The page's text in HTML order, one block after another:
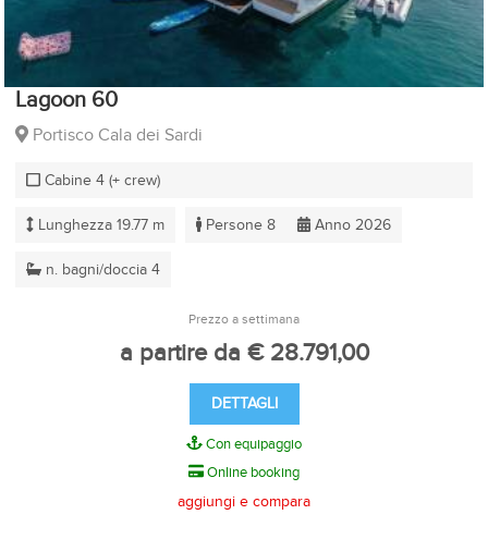
Lagoon 60
Portisco Cala dei Sardi
Cabine 4 (+ crew)
Lunghezza 19.77 m Persone 8 Anno 2026
n. bagni/doccia 4
Prezzo a settimana
a partire da € 28.791,00
DETTAGLI
Con equipaggio
Online booking
aggiungi e compara